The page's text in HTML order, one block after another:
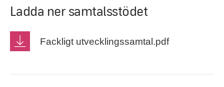
Ladda ner samtalsstödet
Fackligt utvecklingssamtal.pdf